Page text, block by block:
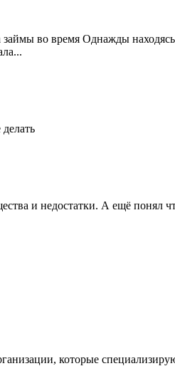
во время Однажды
и недостатки. А ещё понял
которые